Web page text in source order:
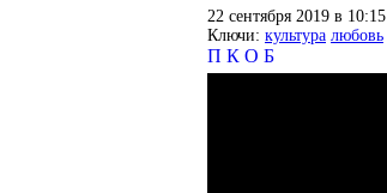
22 сентября 2019 в 10:15
Ключи: культура любовь
П К О Б